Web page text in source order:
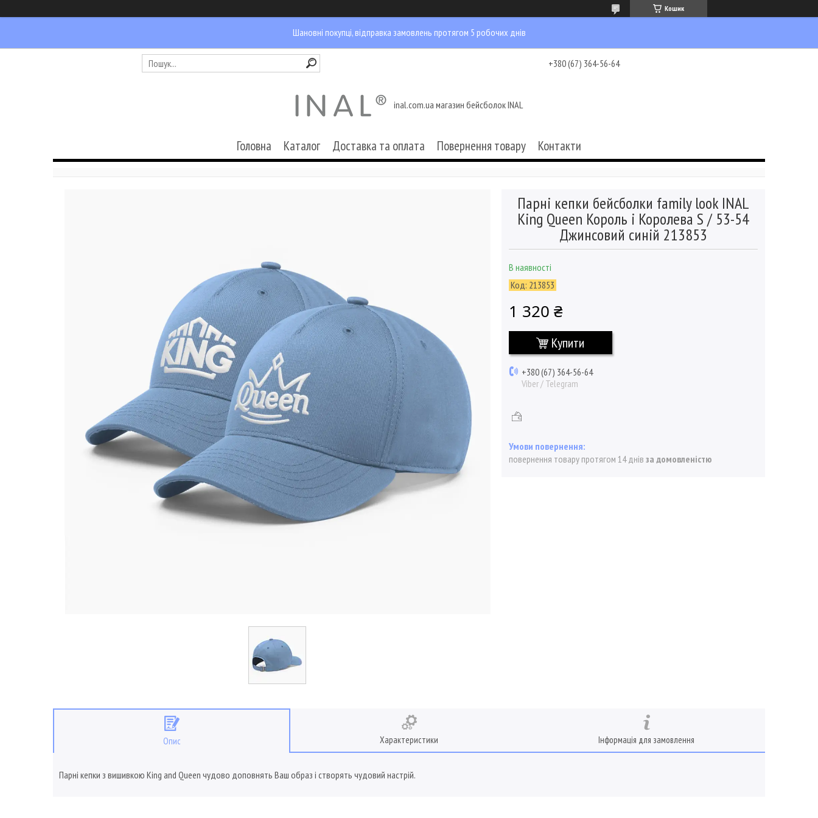
Кошик
Шановні покупці, відправка замовлень протягом 5 робочих днів
+380 (67) 364-56-64
inal.com.ua магазин бейсболок INAL
Головна Каталог Доставка та оплата Повернення товару Контакти
Парні кепки бейсболки family look INAL
King Queen Король і Королева S / 53-54
Джинсовий синій 213853
В наявності
Код: 213853
1 320 ₴
Купити
+380 (67) 364-56-64
Viber / Telegram
повернення товару протягом 14 днів за домовленістю
Опис Характеристики Інформація для замовлення
Парні кепки з вишивкою King and Queen чудово доповнять Ваш образ і створять чудовий настрій.